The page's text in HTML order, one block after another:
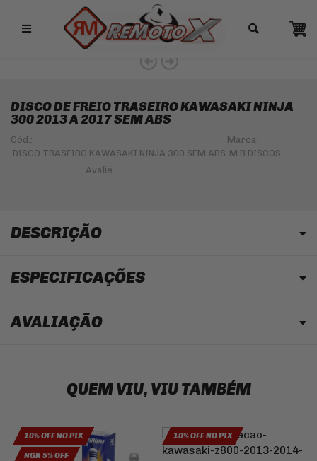
Remotox
10% OFF NO PIX
DISCO DE FREIO TRASEIRO KAWASAKI NINJA
300 2013 A 2017 SEM ABS
Cód.:
DISCO TRASEIRO KAWASAKI NINJA 300 SEM ABS
Marca:
M.R DISCOS
DESCRIÇÃO
ESPECIFICAÇÕES
AVALIAÇÃO
QUEM VIU, VIU TAMBÉM
10% OFF NO PIX
NGK 5% OFF
10% OFF NO PIX